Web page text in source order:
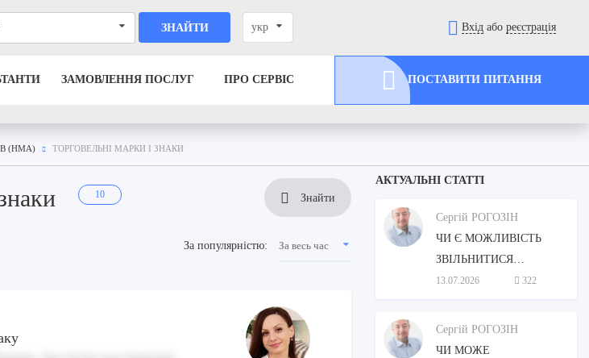
ЗНАЙТИ укр Вхід або реєстрація
ЗАМОВЛЕННЯ ПОСЛУГ ПРО СЕРВІС ПОСТАВИТИ ПИТАННЯ
(НМА) ТОРГОВЕЛЬНІ МАРКИ І ЗНАКИ
10 Знайти
За популярністю: За весь час
АКТУАЛЬНІ СТАТТІ
Сергій РОГОЗІН
ЧИ Є МОЖЛИВІСТЬ
ЗВІЛЬНИТИСЯ
ВІЙСЬКОВОСЛУЖБОВЦЮ
В ЗВ'ЯЗКУ З СТОРОННІМ
ДОГЛЯДОМ МАТЕРІ?
13.07.2026 322
Сергій РОГОЗІН
ЧИ МОЖЕ